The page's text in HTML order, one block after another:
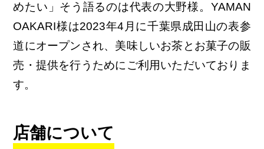
めたい」そう語るのは代表の大野様。YAMAN
OAKARI様は2023年4月に千葉県成田山の表参
道にオープンされ、美味しいお茶とお菓子の販
売・提供を行うためにご利用いただいておりま
す。
店舗について